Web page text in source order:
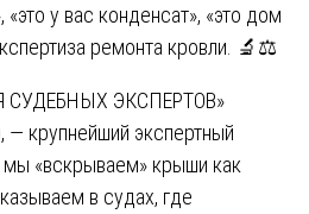
у вас конденсат», «это дом
ремонта кровли. 🔬⚖️
СУДЕБНЫХ ЭКСПЕРТОВ»
— крупнейший экспертный
мы «вскрываем» крыши как
в судах, где